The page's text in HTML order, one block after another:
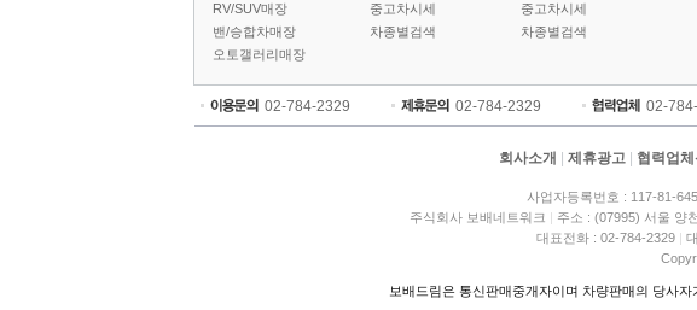
RV/SUV매장
밴/승합차매장
오토갤러리매장
중고차시세
차종별검색
중고차시세
차종별검색
02-784-2329 02-784-2329 02-
회사소개 제휴광고 협력업
사업자등록번호 : 117-81-
주식회사 보배네트워크 | 주소 : (07995) 서울 양
대표전화 : 02-784-2329 |
보배드림은 통신판매중개자이며 차량판매의 당사